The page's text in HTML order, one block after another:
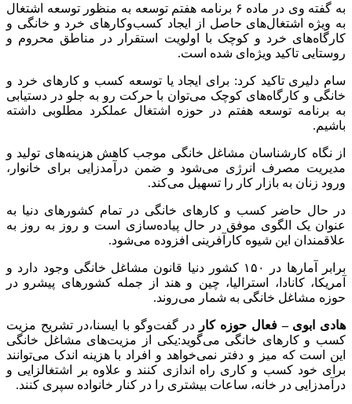
به گفته وی در ماده ۶ برنامه هفتم توسعه به‌ منظور توسعه اشتغال
به‌ ویژه اشتغال‌های حاصل از ایجاد کسب‌وکارهای خرد و خانگی و
کارگاه‌های خرد و کوچک با اولویت استقرار در مناطق محروم و
روستایی تاکید ویژه‌ای شده است.
سام دلیری تاکید کرد: برای ایجاد یا توسعه کسب ‌و کارهای خرد و
خانگی و کارگاه‌های کوچک می‌توان با حرکت رو به جلو در دستیابی
به برنامه توسعه هفتم در حوزه اشتغال عملکرد مطلوبی داشته
باشیم.
از نگاه کارشناسان مشاغل خانگی موجب کاهش هزینه‌های تولید و
مدیریت مصرف انرژی می‌شود و ضمن درآمدزایی برای خانوار،
ورود زنان به بازار کار را تسهیل می‌کند.
در حال حاضر کسب و کارهای خانگی در تمام کشورهای دنیا به
عنوان یک الگوی موفق در حال پیاده‌سازی است و روز به روز به
علاقمندان این شیوه کارآفرینی افزوده می‌شود.
برابر آمارها در ۱۵۰ کشور دنیا قانون مشاغل خانگی وجود دارد و
آمریکا، کانادا،‌ استرالیا،‌ چین و هند از جمله کشورهای پیشرو در
حوزه مشاغل خانگی به شمار می‌روند.
هادی ابوی – فعال حوزه کاردر گفت‌وگو با ایسنا،در تشریح مزیت
کسب و کارهای خانگی می‌گوید:یکی از مزیت‌های مشاغل خانگی
این است که میز و دفتر نمی‌خواهد و افراد با هزینه اندک می‌توانند
برای خود کسب و کاری راه اندازی کنند و علاوه بر اشتغالزایی و
درآمدزایی در خانه، ساعات بیشتری را در کنار خانواده سپری کنند.